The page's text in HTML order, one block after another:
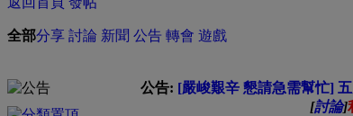
全部分享 討論 新聞 公告 轉會 遊戲
公告: [嚴峻艱辛 懇請急需幫忙]
[討論]